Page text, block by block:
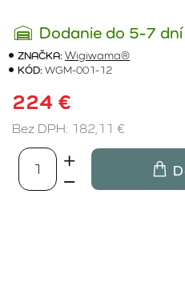
Dodanie do 5-7 dní
ZNAČKA:Wigiwama®
KÓD:WGM-001-12
224 €
Bez DPH: 182,11 €